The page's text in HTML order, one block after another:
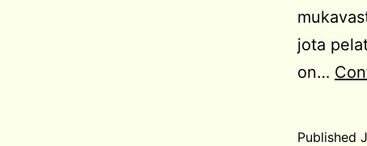
jota
on…
Published